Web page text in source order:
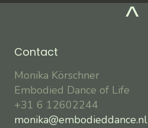
^
Contact
Monika Körschner
Embodied Dance of Life
+31 6 12602244
monika@embodieddance.nl